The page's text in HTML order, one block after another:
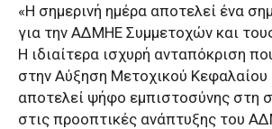
«Η σημερινή ημέρα αποτελεί ένα
για την ΑΔΜΗΕ Συμμετοχών και
Η ιδιαίτερα ισχυρή ανταπόκριση
στην Αύξηση Μετοχικού Κεφαλαίου
αποτελεί ψήφο εμπιστοσύνης στη
στις προοπτικές ανάπτυξης του